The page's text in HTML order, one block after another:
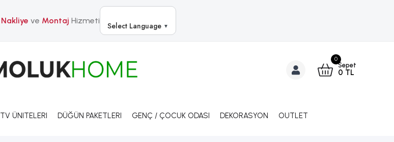
Nakliye ve Montaj Hizmeti
Select Language ▼
0
Sepet
0 TL
TV ÜNITELERI DÜĞÜN PAKETLERI GENÇ / ÇOCUK ODASI DEKORASYON OUTLET